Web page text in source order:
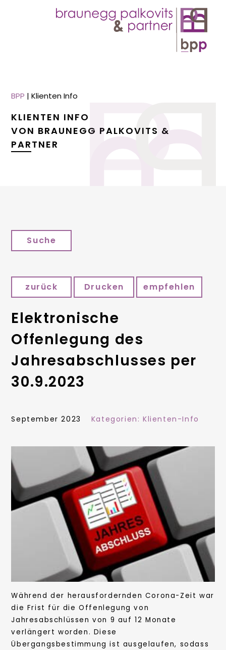
BPP |Klienten Info
KLIENTEN INFO
VON BRAUNEGG PALKOVITS &
PARTNER
Suche
zurück Drucken empfehlen
Elektronische
Offenlegung des
Jahresabschlusses per
30.9.2023
September 2023 Kategorien: Klienten-Info
Während der herausfordernden Corona-Zeit war
die Frist für die Offenlegung von
Jahresabschlüssen von 9 auf 12 Monate
verlängert worden. Diese
Übergangsbestimmung ist ausgelaufen, sodass